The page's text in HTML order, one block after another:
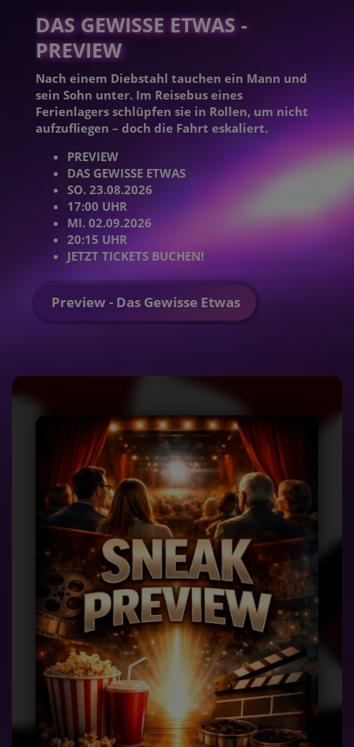
DAS GEWISSE ETWAS -
PREVIEW
Nach einem Diebstahl tauchen ein Mann und
sein Sohn unter. Im Reisebus eines
Ferienlagers schlüpfen sie in Rollen, um nicht
aufzufliegen – doch die Fahrt eskaliert.
PREVIEW
DAS GEWISSE ETWAS
SO. 23.08.2026
17:00 UHR
MI. 02.09.2026
20:15 UHR
JETZT TICKETS BUCHEN!
Preview - Das Gewisse Etwas